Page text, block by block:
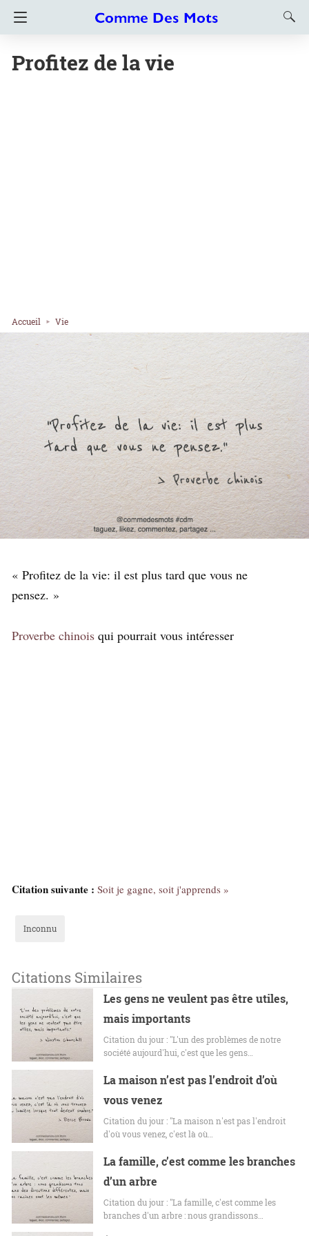
Profitez de la vie
Accueil Vie
« Profitez de la vie: il est plus tard que vous ne
pensez. »
Proverbe chinois qui pourrait vous intéresser
Citation suivante : Soit je gagne, soit j'apprends »
Inconnu
Citations Similaires
Les gens ne veulent pas être utiles,
mais importants
Citation du jour : "L'un des problèmes de notre
société aujourd'hui, c'est que les gens…
La maison n’est pas l’endroit d’où
vous venez
Citation du jour : "La maison n'est pas l'endroit
d'où vous venez, c'est là où…
La famille, c’est comme les branches
d’un arbre
Citation du jour : "La famille, c'est comme les
branches d'un arbre : nous grandissons…